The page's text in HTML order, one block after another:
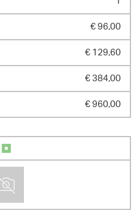
€ 96,00
€ 129,60
€ 384,00
€ 960,00